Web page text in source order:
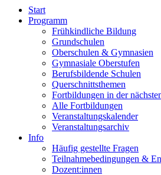
Start
Programm
Frühkindliche Bildung
Grundschulen
Oberschulen & Gymnasien
Gymnasiale Oberstufen
Berufsbildende Schulen
Querschnittsthemen
Fortbildungen in der
Alle Fortbildungen
Veranstaltungskalender
Veranstaltungsarchiv
Info
Häufig gestellte Fragen
Teilnahmebedingungen &
Dozent:innen